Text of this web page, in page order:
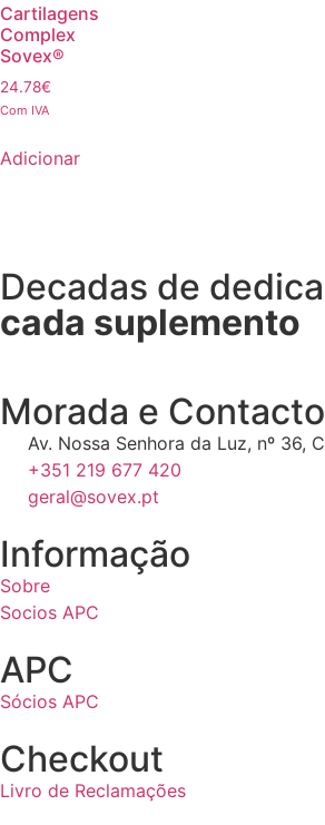
Cartilagens
Complex
Sovex®
24.78€
Com IVA
Adicionar
Decadas de
cada suplemento
Morada e
Av. Nossa Senhora da Luz, nº 36,
+351 219 677 420
geral@sovex.pt
Informação
Sobre
Socios APC
APC
Sócios APC
Checkout
Livro de Reclamações